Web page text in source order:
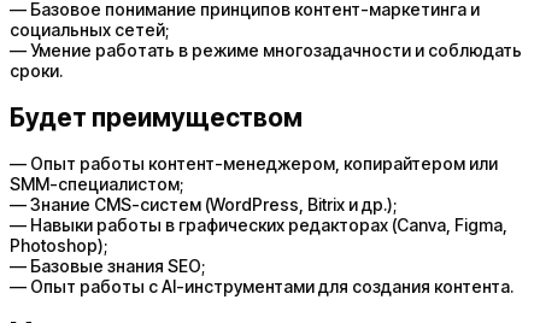
— Базовое понимание принципов контент-маркетинга и
социальных сетей;
— Умение работать в режиме многозадачности и соблюдать
сроки.
Будет преимуществом
— Опыт работы контент-менеджером, копирайтером или
SMM-специалистом;
— Знание CMS-систем (WordPress, Bitrix и др.);
— Навыки работы в графических редакторах (Canva, Figma,
Photoshop);
— Базовые знания SEO;
— Опыт работы с AI-инструментами для создания контента.